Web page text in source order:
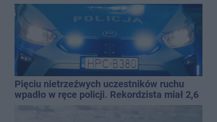
Pięciu nietrzeźwych uczestników ruchu
wpadło w ręce policji. Rekordzista miał 2,6